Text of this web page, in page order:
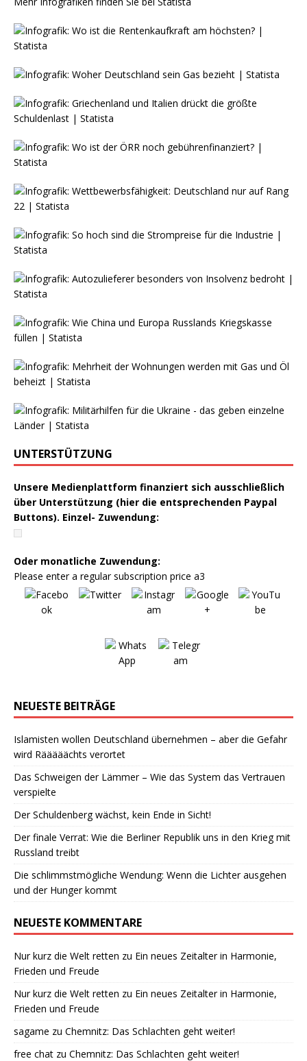
UNTERSTÜTZUNG
Unsere Medienplattform finanziert sich ausschließlich
über Unterstützung (hier die entsprechenden Paypal
Buttons). Einzel- Zuwendung:
Oder monatliche Zuwendung:
Please enter a regular subscription price a3
NEUESTE BEITRÄGE
Islamisten wollen Deutschland übernehmen – aber die Gefahr
wird Rääääächts verortet
Das Schweigen der Lämmer – Wie das System das Vertrauen
verspielte
Der Schuldenberg wächst, kein Ende in Sicht!
Der finale Verrat: Wie die Berliner Republik uns in den Krieg mit
Russland treibt
Die schlimmstmögliche Wendung: Wenn die Lichter ausgehen
und der Hunger kommt
NEUESTE KOMMENTARE
Nur kurz die Welt retten zu Ein neues Zeitalter in Harmonie,
Frieden und Freude
Nur kurz die Welt retten zu Ein neues Zeitalter in Harmonie,
Frieden und Freude
sagame zu Chemnitz: Das Schlachten geht weiter!
free chat zu Chemnitz: Das Schlachten geht weiter!